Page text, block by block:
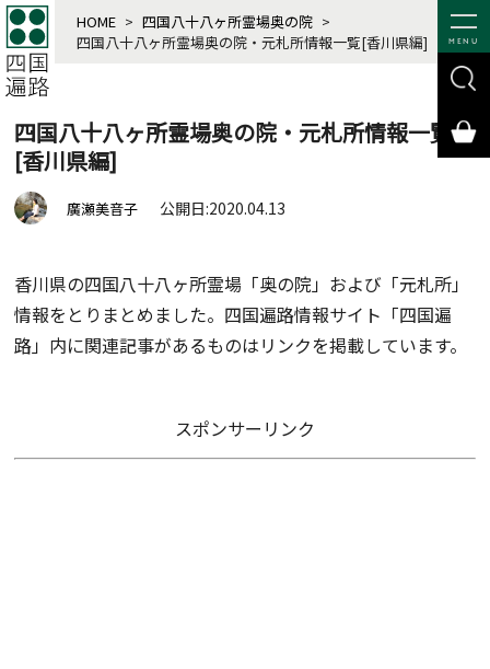
MENU
HOME > 四国八十八ヶ所霊場奥の院 >
四国八十八ヶ所霊場奥の院・元札所情報一覧[香川県編]
四国八十八ヶ所霊場奥の院・元札所情報一覧
[香川県編]
廣瀬美音子 公開日:2020.04.13
香川県の四国八十八ヶ所霊場「奥の院」および「元札所」
情報をとりまとめました。四国遍路情報サイト「四国遍
路」内に関連記事があるものはリンクを掲載しています。
スポンサーリンク